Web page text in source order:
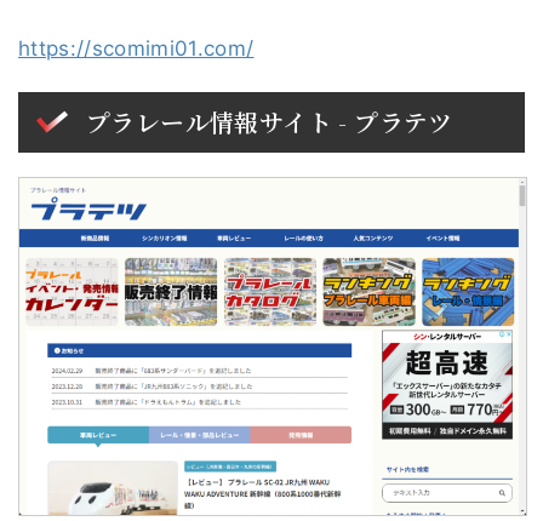
https://scomimi01.com/
プラレール情報サイト - プラテツ